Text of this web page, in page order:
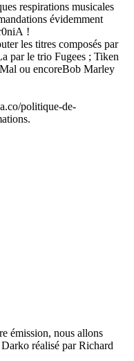
respirations musicales
évidemment
!
les titres composés par
par le trio Fugees ; Tiken
ou encoreBob Marley
politique-de-
émission, nous allons
réalisé par Richard